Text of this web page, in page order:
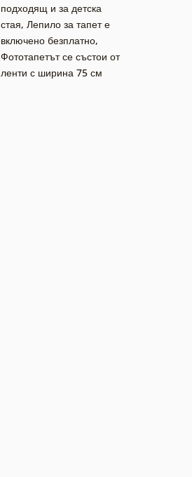
подходящ и за детска
стая, Лепило за тапет е
включено безплатно,
Фототапетът се състои от
ленти с ширина 75 см